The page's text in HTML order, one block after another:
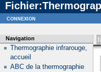
Notice: curl_setopt_array():
Navigation
Thermographie infrarouge,
accueil
ABC de la thermographie
connexion